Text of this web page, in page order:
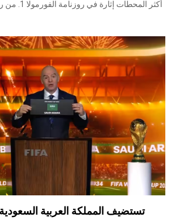
أكثر
تستضيف المملكة العربية